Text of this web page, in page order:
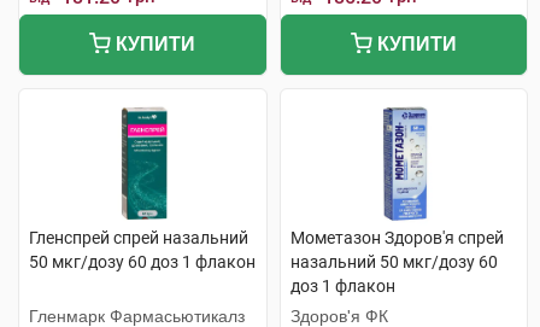
КУПИТИ КУПИТИ
Гленспрей спрей назальний
50 мкг/дозу 60 доз 1 флакон
Гленмарк Фармасьютикалз
Мометазон Здоров'я спрей
назальний 50 мкг/дозу 60
доз 1 флакон
Здоров'я ФК